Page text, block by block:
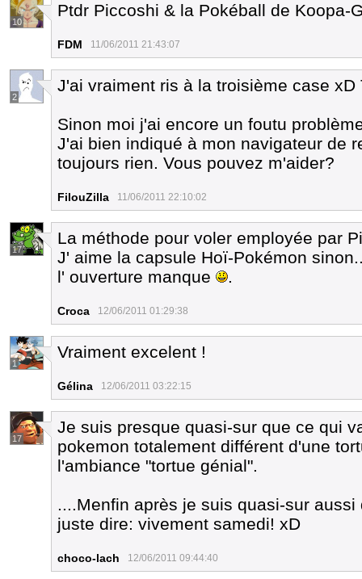
10
Ptdr Piccoshi & la Pokéball de Koopa-
FDM 11/06/2011 21:43:07
2
J'ai vraiment ris à la troisième case
Sinon moi j'ai encore un foutu
J'ai bien indiqué à mon navigateur de
toujours rien. Vous pouvez m'aider?
FilouZilla 11/06/2011 22:10:02
17
La méthode pour voler employée par
J' aime la capsule Hoï-Pokémon
l' ouverture manque
.
Croca 12/06/2011 01:29:38
1
Vraiment excelent !
Gélina 12/06/2011 03:22:15
17
Je suis presque quasi-sur que ce qui
pokemon totalement différent d'une
l'ambiance "tortue génial".
....Menfin après je suis quasi-sur
juste dire: vivement samedi! xD
choco-lach 12/06/2011 09:44:40